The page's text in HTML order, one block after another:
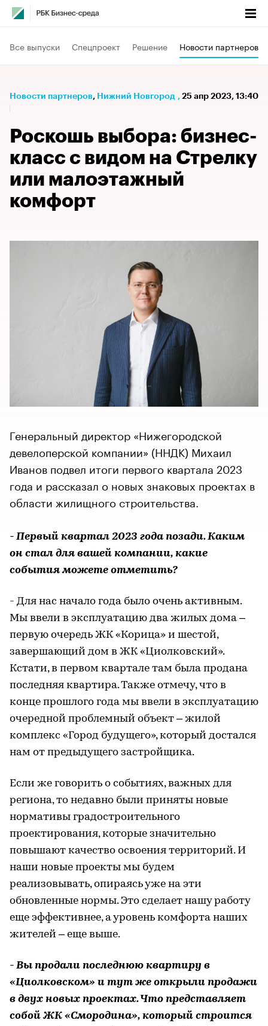
Все выпуски Спецпроект Решение Новости партнеров
Новости партнеров⁠, Нижний Новгород , 25 апр 2023, 13:40
Роскошь выбора: бизнес-
класс с видом на Стрелку
или малоэтажный
комфорт
Генеральный директор «Нижегородской
девелоперской компании» (ННДК) Михаил
Иванов подвел итоги первого квартала 2023
года и рассказал о новых знаковых проектах в
области жилищного строительства.
- Первый квартал 2023 года позади. Каким
он стал для вашей компании, какие
события можете отметить?
- Для нас начало года было очень активным.
Мы ввели в эксплуатацию два жилых дома –
первую очередь ЖК «Корица» и шестой,
завершающий дом в ЖК «Циолковский».
Кстати, в первом квартале там была продана
последняя квартира. Также отмечу, что в
конце прошлого года мы ввели в эксплуатацию
очередной проблемный объект – жилой
комплекс «Город будущего», который достался
нам от предыдущего застройщика.
Если же говорить о событиях, важных для
региона, то недавно были приняты новые
нормативы градостроительного
проектирования, которые значительно
повышают качество освоения территорий. И
наши новые проекты мы будем
реализовывать, опираясь уже на эти
обновленные нормы. Это сделает нашу работу
еще эффективнее, а уровень комфорта наших
жителей – еще выше.
- Вы продали последнюю квартиру в
«Циолковском» и тут же открыли продажи
в двух новых проектах. Что представляет
собой ЖК «Смородина», который строится